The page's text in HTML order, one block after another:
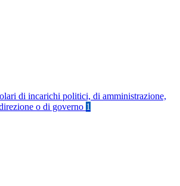
di incarichi politici, di amministrazione,
o di governo 1